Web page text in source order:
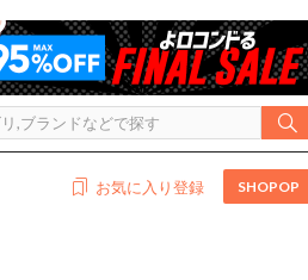
お気に入り登録 SHOPOP